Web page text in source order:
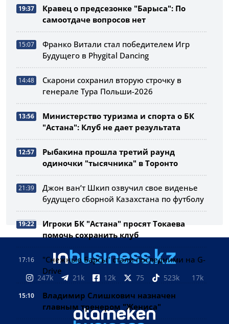
19:37
Кравец о предсезонке "Барыса": По
самоотдаче вопросов нет
15:07
Франко Витали стал победителем Игр
Будущего в Phygital Dancing
14:48
Скарони сохранил вторую строчку в
генерале Тура Польши-2026
13:56
Министерство туризма и спорта о БК
"Астана": Клуб не дает результата
12:57
Рыбакина прошла третий раунд
одиночки "тысячника" в Торонто
21:39
Джон ван’т Шкип озвучил свое виденье
будущего сборной Казахстана по футболу
19:22
Игроки БК "Астана" просят Токаева
помочь сохранить клуб
17:16
"Снежные Барсы" стали последними на G-
Drive
15:10
Владимир Слишкович назначен
главным тренером "Жениса"
247k 21k 12k 75 523k 17k